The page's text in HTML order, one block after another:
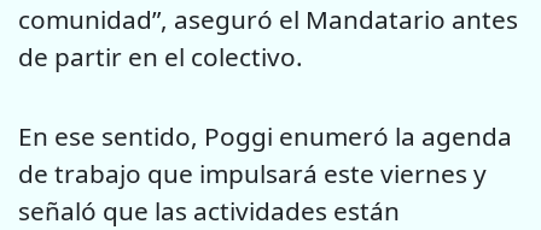
comunidad”, aseguró el Mandatario antes
de partir en el colectivo.
En ese sentido, Poggi enumeró la agenda
de trabajo que impulsará este viernes y
señaló que las actividades están